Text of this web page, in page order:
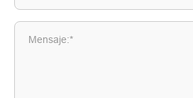
Mensaje:*